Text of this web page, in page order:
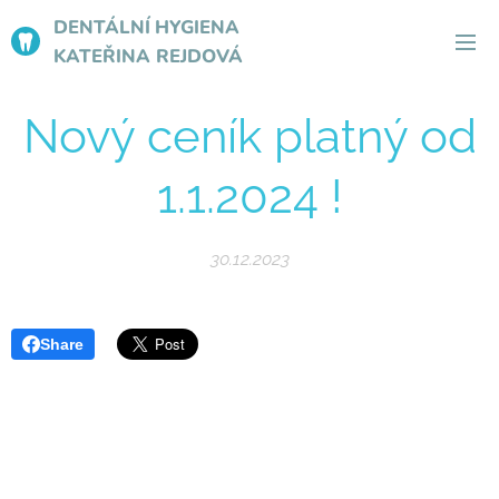
DENTÁLNÍ HYGIENA
KATEŘINA REJDOVÁ
Nový ceník platný od
1.1.2024 !
30.12.2023
Share